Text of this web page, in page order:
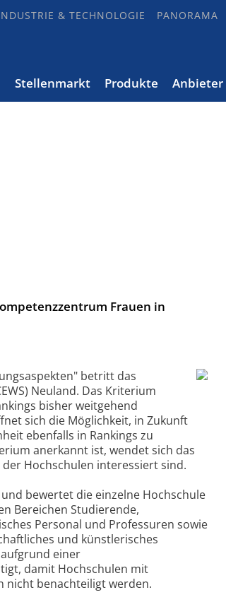
& TECHNOLOGIE PANORAMA
Stellenmarkt Produkte Anbieter
Frauen in
betritt das
Neuland. Das Kriterium
bisher weitgehend
sich die Möglichkeit, in Zukunft
ebenfalls in Rankings zu
anerkannt ist, wendet sich das
Hochschulen interessiert sind.
bewertet die einzelne Hochschule
Bereichen Studierende,
Personal und Professuren sowie
und künstlerisches
einer
damit Hochschulen mit
nicht benachteiligt werden.